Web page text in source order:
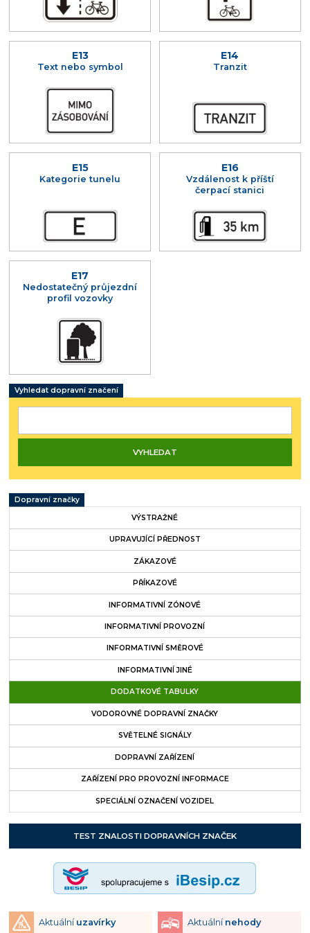
E13
Text nebo symbol
E14
Tranzit
E15
Kategorie tunelu
E16
Vzdálenost k příští
čerpací stanici
E17
Nedostatečný průjezdní
profil vozovky
Vyhledat dopravní značení
Dopravní značky
VÝSTRAŽNÉ
UPRAVUJÍCÍ PŘEDNOST
ZÁKAZOVÉ
PŘÍKAZOVÉ
INFORMATIVNÍ ZÓNOVÉ
INFORMATIVNÍ PROVOZNÍ
INFORMATIVNÍ SMĚROVÉ
INFORMATIVNÍ JINÉ
DODATKOVÉ TABULKY
VODOROVNÉ DOPRAVNÍ ZNAČKY
SVĚTELNÉ SIGNÁLY
DOPRAVNÍ ZAŘÍZENÍ
ZAŘÍZENÍ PRO PROVOZNÍ INFORMACE
SPECIÁLNÍ OZNAČENÍ VOZIDEL
TEST ZNALOSTI DOPRAVNÍCH ZNAČEK
Aktuální uzavírky Aktuální nehody